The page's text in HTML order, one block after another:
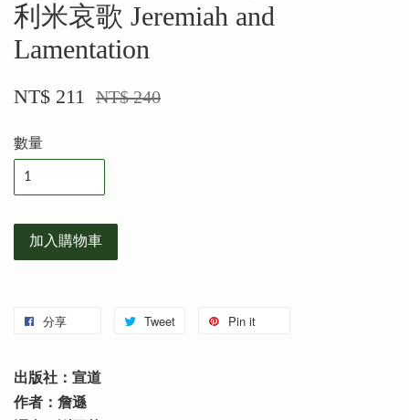
利米哀歌 Jeremiah and
Lamentation
NT$ 211 NT$ 240
數量
加入購物車
分享 Tweet Pin it
出版社：宣道
作者：詹遜